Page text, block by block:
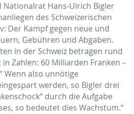
Hans-Ulrich Bigler
des Schweizerischen
Der Kampf gegen neue und
Gebühren und Abgaben.
in der Schweiz betragen rund
in Zahlen: 60 Milliarden Franken –
Wenn also unnötige
werden, so Bigler drei
durch die Aufgabe
so bedeutet dies Wachstum.“